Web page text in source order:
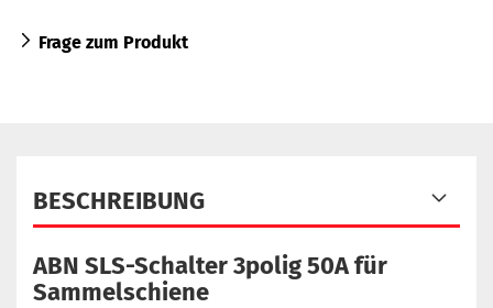
Frage zum Produkt
BESCHREIBUNG
ABN SLS-Schalter 3polig 50A für
Sammelschiene